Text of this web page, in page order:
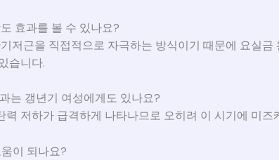
효과를 볼 수 있나요?
저근을 직접적으로 자극하는 방식이기 때문에 요실
습니다.
는 갱년기 여성에게도 있나요?
력 저하가 급격하게 나타나므로 오히려 이 시기에 미
이 되나요?